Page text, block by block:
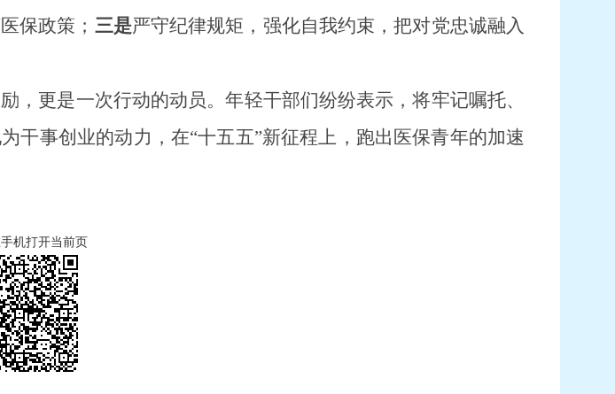
保政策； 三是严守纪律规矩，强化自我约束，把对党忠诚融入
，更是一次行动的动员。年轻干部们纷纷表示，将牢记嘱托、
干事创业的动力，在“十五五”新征程上，跑出医保青年的加速
机打开当前页